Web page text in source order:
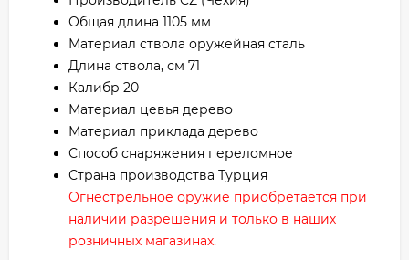
Общая длина 1105 мм
Материал ствола оружейная сталь
Длина ствола, см 71
Калибр 20
Материал цевья дерево
Материал приклада дерево
Способ снаряжения переломное
Страна производства Турция
Огнестрельное оружие приобретается при
наличии разрешения и только в наших
розничных магазинах.